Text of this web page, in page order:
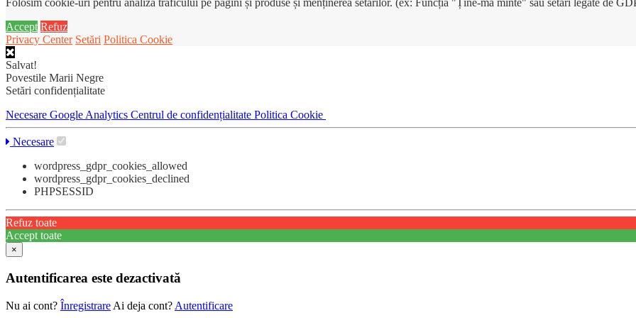
Folosim cookie-uri pentru analiza traficului pe pagini și produse și menținerea setărilor. (ex: Funcția "Ține-mă minte" sau setări legate de
Accept Refuz
Privacy Center Setări Politica Cookie
Salvat!
Povestile Marii Negre
Setări confidențialitate
Necesare Google Analytics Centrul de confidențialitate Politica Cookie
Necesare
wordpress_gdpr_cookies_allowed
wordpress_gdpr_cookies_declined
PHPSESSID
Refuz toate
Accept toate
×
Autentificarea este dezactivată
Nu ai cont? Înregistrare Ai deja cont? Autentificare